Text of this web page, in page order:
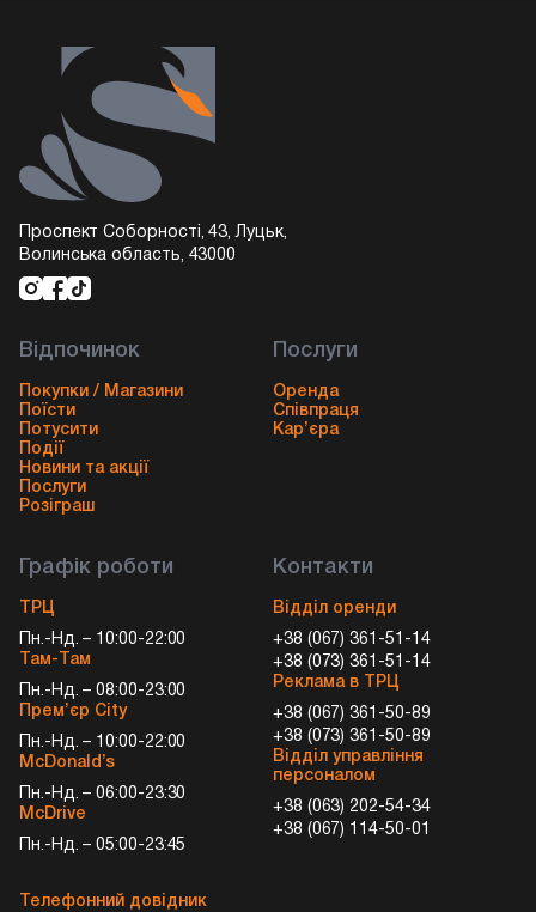
Проспект Соборності, 43, Луцьк,
Волинська область, 43000
Відпочинок
Покупки / Магазини
Поїсти
Потусити
Події
Новини та акції
Послуги
Розіграш
Послуги
Оренда
Співпраця
Кар’єра
Графік роботи
ТРЦ
Пн.-Нд. – 10:00-22:00
Там-Там
Пн.-Нд. – 08:00-23:00
Прем’єр City
Пн.-Нд. – 10:00-22:00
McDonald’s
Пн.-Нд. – 06:00-23:30
McDrive
Пн.-Нд. – 05:00-23:45
Контакти
Відділ оренди
+38 (067) 361-51-14
+38 (073) 361-51-14
Реклама в ТРЦ
+38 (067) 361-50-89
+38 (073) 361-50-89
Відділ управління
персоналом
+38 (063) 202-54-34
+38 (067) 114-50-01
Телефонний довідник